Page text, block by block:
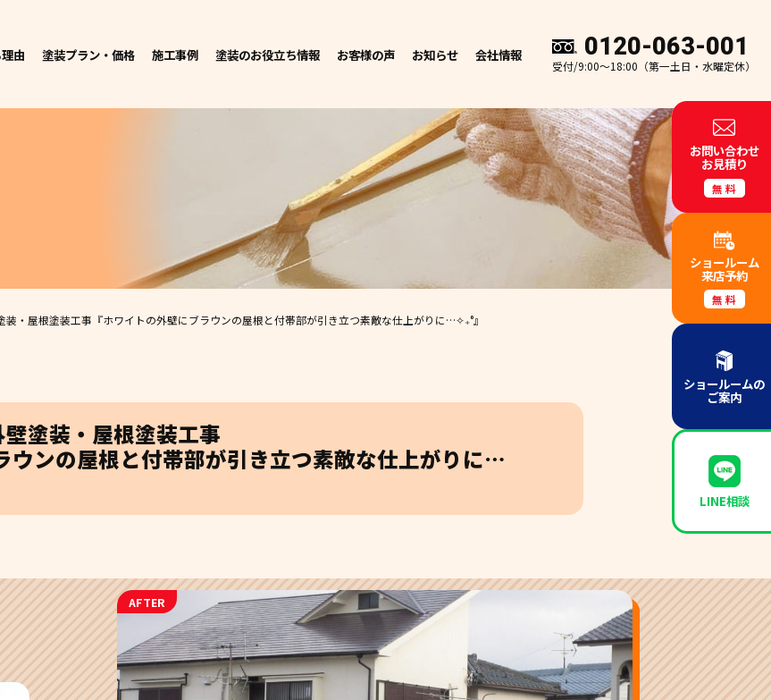
由 塗装プラン・価格 施工事例 塗装のお役立ち情報 お客様の声 お知らせ 会社情報 0120-063-001
受付/9:00～18:00（第一土日・水曜定休）
・屋根塗装工事 『ホワイトの外壁にブラウンの屋根と付帯部が引き立つ素敵な仕上がりに…✧₊°』
塗装・屋根塗装工事
ウンの屋根と付帯部が引き立つ素敵な仕上がりに…
AFTER
お問い合わせ
お見積り
無料
ショールーム
来店予約
無料
ショールームの
ご案内
LINE相談